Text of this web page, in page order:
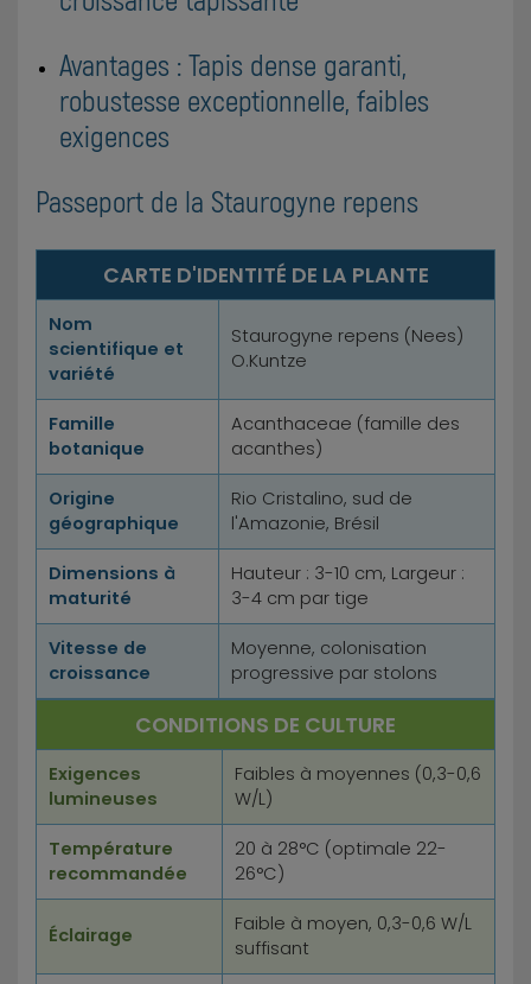
Avantages : Tapis dense garanti,
robustesse exceptionnelle, faibles
exigences
Passeport de la Staurogyne repens
CARTE D'IDENTITÉ DE LA PLANTE
Nom
scientifique et
variété
Staurogyne repens (Nees)
O.Kuntze
Famille
botanique
Acanthaceae (famille des
acanthes)
Origine
géographique
Rio Cristalino, sud de
l'Amazonie, Brésil
Dimensions à
maturité
Hauteur : 3-10 cm, Largeur :
3-4 cm par tige
Vitesse de
croissance
Moyenne, colonisation
progressive par stolons
CONDITIONS DE CULTURE
Exigences
lumineuses
Faibles à moyennes (0,3-0,6
W/L)
Température
recommandée
20 à 28°C (optimale 22-
26°C)
Éclairage
Faible à moyen, 0,3-0,6 W/L
suffisant